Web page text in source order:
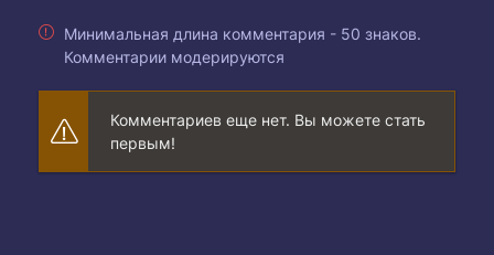
Минимальная длина комментария - 50 знаков.
Комментарии модерируются
Комментариев еще нет. Вы можете стать
первым!